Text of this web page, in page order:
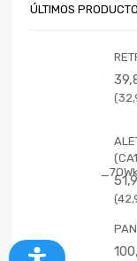
ÚLTIMOS